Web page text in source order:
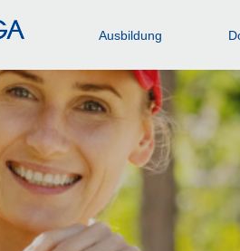
Ausbildung